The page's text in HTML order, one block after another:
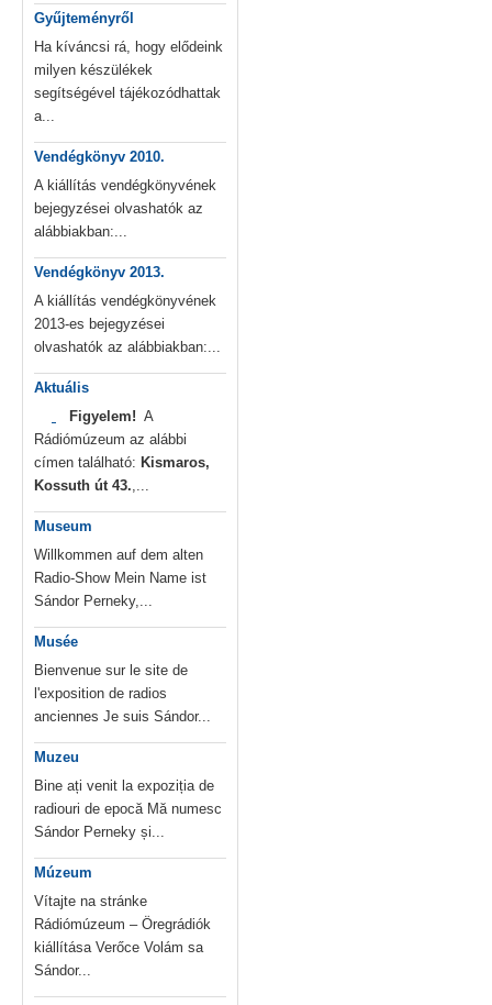
Gyűjteményről
Ha kíváncsi rá, hogy elődeink
milyen készülékek
segítségével tájékozódhattak
a...
Vendégkönyv 2010.
A kiállítás vendégkönyvének
bejegyzései olvashatók az
alábbiakban:...
Vendégkönyv 2013.
A kiállítás vendégkönyvének
2013-es bejegyzései
olvashatók az alábbiakban:...
Aktuális
Figyelem! A
Rádiómúzeum az alábbi
címen található: Kismaros,
Kossuth út 43.,...
Museum
Willkommen auf dem alten
Radio-Show Mein Name ist
Sándor Perneky,...
Musée
Bienvenue sur le site de
l'exposition de radios
anciennes Je suis Sándor...
Muzeu
Bine ați venit la expoziția de
radiouri de epocă Mă numesc
Sándor Perneky și...
Múzeum
Vítajte na stránke
Rádiómúzeum – Öregrádiók
kiállítása Verőce Volám sa
Sándor...